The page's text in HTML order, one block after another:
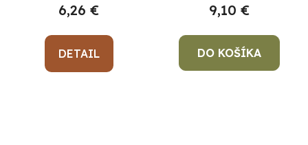
6,26 €
DETAIL
9,10 €
DO KOŠÍKA